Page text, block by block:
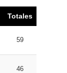
Totales
59
46